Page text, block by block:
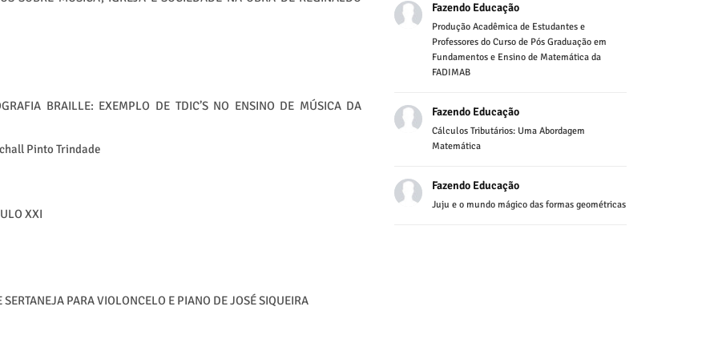
BRAILLE: EXEMPLO DE TDIC’S NO ENSINO DE MÚSICA DA
Pinto Trindade
XXI
PARA VIOLONCELO E PIANO DE JOSÉ SIQUEIRA
Fazendo Educação
Produção Acadêmica de Estudantes e
Professores do Curso de Pós Graduação em
Fundamentos e Ensino de Matemática da
FADIMAB
Fazendo Educação
Cálculos Tributários: Uma Abordagem
Matemática
Fazendo Educação
Juju e o mundo mágico das formas geométricas